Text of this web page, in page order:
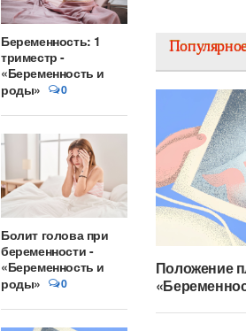
Беременность: 1
триместр -
«Беременность и
роды»
0
Болит голова при
беременности -
«Беременность и
роды»
0
Положение